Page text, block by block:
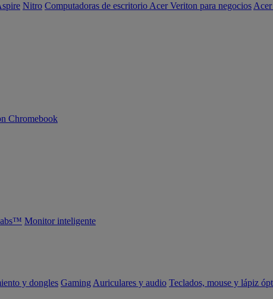
Nitro Computadoras de escritorio Acer Veriton para negocios
Chromebook
Monitor inteligente
y dongles Gaming Auriculares y audio Teclados, mouse y lápiz